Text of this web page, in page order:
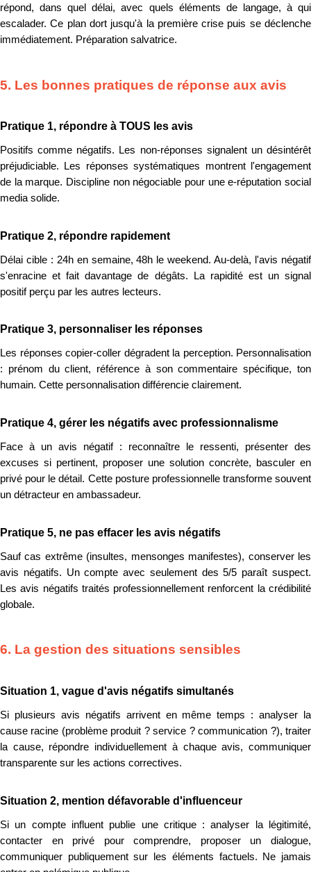
répond, dans quel délai, avec quels éléments de langage, à qui
escalader. Ce plan dort jusqu'à la première crise puis se déclenche
immédiatement. Préparation salvatrice.
5. Les bonnes pratiques de réponse aux avis
Pratique 1, répondre à TOUS les avis
Positifs comme négatifs. Les non-réponses signalent un désintérêt
préjudiciable. Les réponses systématiques montrent l'engagement
de la marque. Discipline non négociable pour une e-réputation social
media solide.
Pratique 2, répondre rapidement
Délai cible : 24h en semaine, 48h le weekend. Au-delà, l'avis négatif
s'enracine et fait davantage de dégâts. La rapidité est un signal
positif perçu par les autres lecteurs.
Pratique 3, personnaliser les réponses
Les réponses copier-coller dégradent la perception. Personnalisation
: prénom du client, référence à son commentaire spécifique, ton
humain. Cette personnalisation différencie clairement.
Pratique 4, gérer les négatifs avec professionnalisme
Face à un avis négatif : reconnaître le ressenti, présenter des
excuses si pertinent, proposer une solution concrète, basculer en
privé pour le détail. Cette posture professionnelle transforme souvent
un détracteur en ambassadeur.
Pratique 5, ne pas effacer les avis négatifs
Sauf cas extrême (insultes, mensonges manifestes), conserver les
avis négatifs. Un compte avec seulement des 5/5 paraît suspect.
Les avis négatifs traités professionnellement renforcent la crédibilité
globale.
6. La gestion des situations sensibles
Situation 1, vague d'avis négatifs simultanés
Si plusieurs avis négatifs arrivent en même temps : analyser la
cause racine (problème produit ? service ? communication ?), traiter
la cause, répondre individuellement à chaque avis, communiquer
transparente sur les actions correctives.
Situation 2, mention défavorable d'influenceur
Si un compte influent publie une critique : analyser la légitimité,
contacter en privé pour comprendre, proposer un dialogue,
communiquer publiquement sur les éléments factuels. Ne jamais